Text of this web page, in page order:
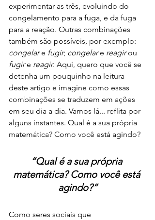
experimentar as três, evoluindo do
congelamento para a fuga, e da fuga
para a reação. Outras combinações
também são possíveis, por exemplo:
congelar e fugir; congelar e reagir ou
fugir e reagir. Aqui, quero que você se
detenha um pouquinho na leitura
deste artigo e imagine como essas
combinações se traduzem em ações
em seu dia a dia. Vamos lá... reflita por
alguns instantes. Qual é a sua própria
matemática? Como você está agindo?
“Qual é a sua própria
matemática? Como você está
agindo?”
Como seres sociais que